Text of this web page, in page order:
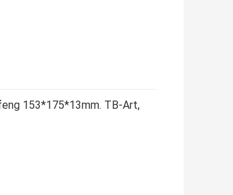
153*175*13mm. TB-Art,